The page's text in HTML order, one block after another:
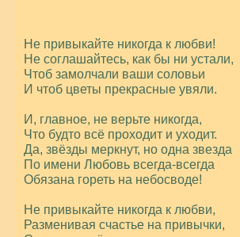
Не привыкайте никогда к любви!
Не соглашайтесь, как бы ни устали,
Чтоб замолчали ваши соловьи
И чтоб цветы прекрасные увяли.
И, главное, не верьте никогда,
Что будто всё проходит и уходит.
Да, звёзды меркнут, но одна звезда
По имени Любовь всегда-всегда
Обязана гореть на небосводе!
Не привыкайте никогда к любви,
Разменивая счастье на привычки,